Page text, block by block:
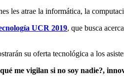
les atrae la informática, la
UCR 2019, que busca
su oferta tecnológica a los
me vigilan si no soy nadie?, i